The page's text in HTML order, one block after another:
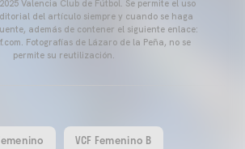
Valencia Club de Fútbol. Se permite el uso
del artículo siempre y cuando se haga
además de contener el siguiente enlace:
Fotografías de Lázaro de la Peña, no se
permite su reutilización.
VCF Femenino B